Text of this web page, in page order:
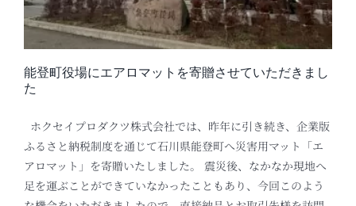
能登町役場にエアロマットを寄贈させていただきまし
た
ホクセイプロダクツ株式会社では、昨年に引き続き、企業版
ふるさと納税制度を通じて石川県能登町へ災害用マット「エ
アロマット」を寄贈いたしました。 震災後、なかなか現地へ
足を運ぶことができていなかったこともあり、今回このよう